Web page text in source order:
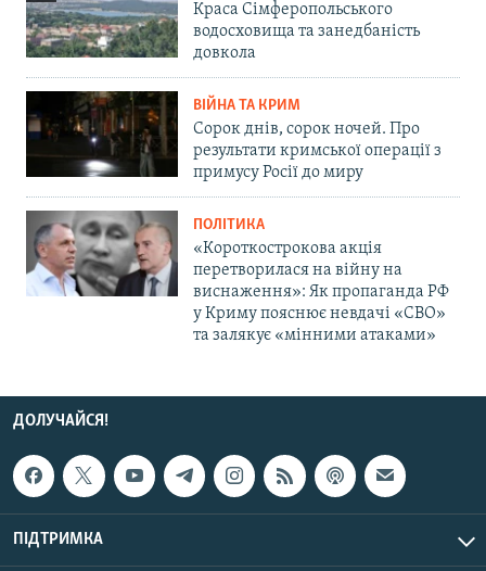
Краса Сімферопольського
водосховища та занедбаність
довкола
ВІЙНА ТА КРИМ
Сорок днів, сорок ночей. Про
результати кримської операції з
примусу Росії до миру
ПОЛІТИКА
«Короткострокова акція
перетворилася на війну на
виснаження»: Як пропаганда РФ
у Криму пояснює невдачі «СВО»
та залякує «мінними атаками»
ДОЛУЧАЙСЯ!
ПІДТРИМКА